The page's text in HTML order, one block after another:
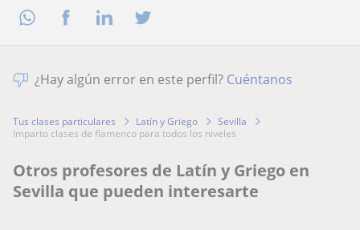
¿Hay algún error en este perfil? Cuéntanos
Tus clases particulares Latín y Griego
Sevilla
imparto clases de flamenco para todos los niveles
Otros profesores de Latín y Griego en
Sevilla que pueden interesarte